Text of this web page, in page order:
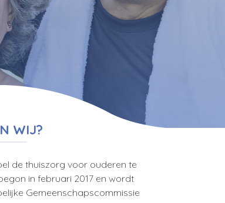
WIJ?
de thuiszorg voor ouderen te
in februari 2017 en wordt
Gemeenschapscommissie